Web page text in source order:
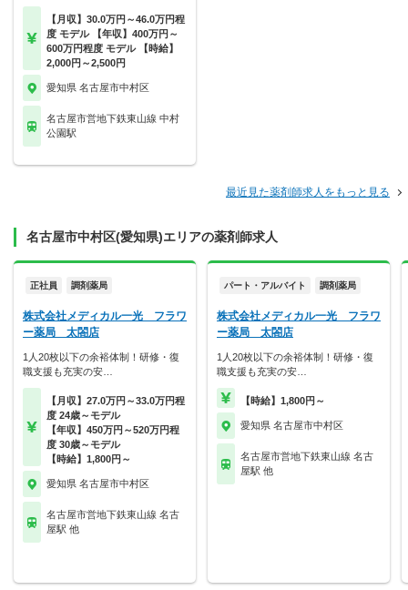
【月収】30.0万円～46.0万円程
度 モデル 【年収】400万円～
600万円程度 モデル 【時給】
2,000円～2,500円
愛知県 名古屋市中村区
名古屋市営地下鉄東山線 中村
公園駅
最近見た薬剤師求人をもっと見る
名古屋市中村区(愛知県)エリアの薬剤師求人
正社員 調剤薬局
株式会社メディカル一光 フラワ
ー薬局 太閤店
1人20枚以下の余裕体制！研修・復
職支援も充実の安…
【月収】27.0万円～33.0万円程
度 24歳～モデル
【年収】450万円～520万円程
度 30歳～モデル
【時給】1,800円～
愛知県 名古屋市中村区
名古屋市営地下鉄東山線 名古
屋駅 他
パート・アルバイト 調剤薬局
株式会社メディカル一光 フラワ
ー薬局 太閤店
1人20枚以下の余裕体制！研修・復
職支援も充実の安…
【時給】1,800円～
愛知県 名古屋市中村区
名古屋市営地下鉄東山線 名古
屋駅 他